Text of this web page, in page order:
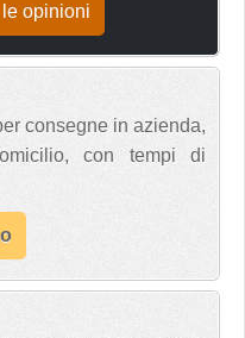
le opinioni
consegne in azienda,
con tempi di